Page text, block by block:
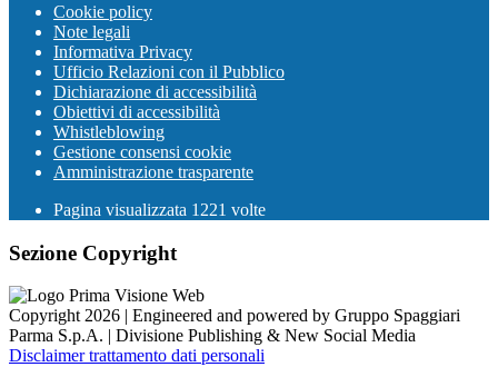
Cookie policy
Note legali
Informativa Privacy
Ufficio Relazioni con il Pubblico
Dichiarazione di accessibilità
Obiettivi di accessibilità
Whistleblowing
Gestione consensi cookie
Amministrazione trasparente
Pagina visualizzata 1221 volte
Sezione Copyright
Copyright 2026 | Engineered and powered by Gruppo Spaggiari
Parma S.p.A. | Divisione Publishing & New Social Media
Disclaimer trattamento dati personali